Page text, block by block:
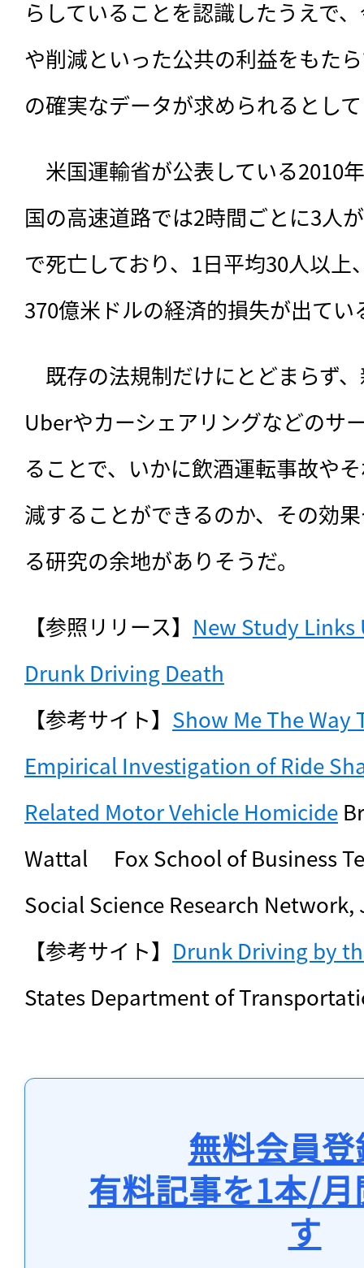
らしていることを認識したうえで
や削減といった公共の利益をもた
の確実なデータが求められるとし
米国運輸省が公表している2010
国の高速道路では2時間ごとに3人
で死亡しており、1日平均30人以上
370億米ドルの経済的損失が出てい
既存の法規制だけにとどまらず
Uberやカーシェアリングなどのサ
ることで、いかに飲酒運転事故や
減することができるのか、その効
る研究の余地がありそうだ。
【参照リリース】 New Study Links
Drunk Driving Death
【参考サイト】 Show Me The Way
Empirical Investigation of Ride
Related Motor Vehicle Homicide
Wattal 　Fox School of Business
Social Science Research Network,
【参考サイト】 Drunk Driving by
States Department of
無料会員
有料記事を1本/
す